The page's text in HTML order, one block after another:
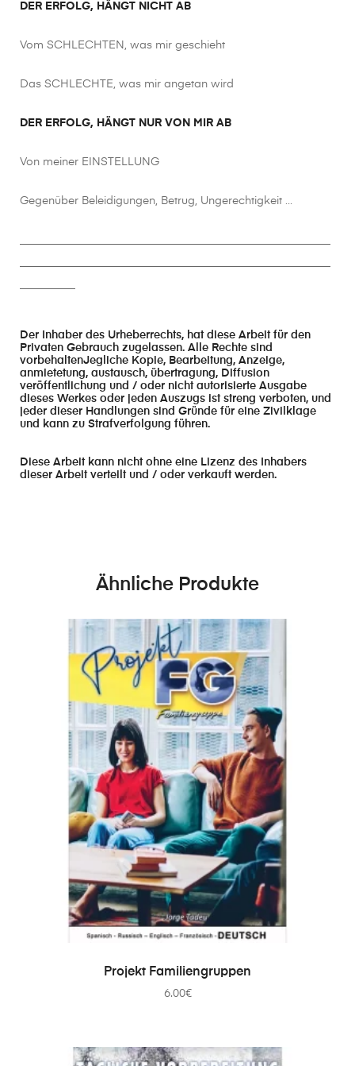
DER ERFOLG, HÄNGT NICHT AB
Vom SCHLECHTEN, was mir geschieht
Das SCHLECHTE, was mir angetan wird
DER ERFOLG, HÄNGT NUR VON MIR AB
Von meiner EINSTELLUNG
Gegenüber Beleidigungen, Betrug, Ungerechtigkeit …
Der Inhaber des Urheberrechts, hat diese Arbeit für den
Privaten Gebrauch zugelassen. Alle Rechte sind
vorbehaltenJegliche Kopie, Bearbeitung, Anzeige,
anmietetung, austausch, übertragung, Diffusion
veröffentlichung und / oder nicht autorisierte Ausgabe
dieses Werkes oder jeden Auszugs ist streng verboten, und
jeder dieser Handlungen sind Gründe für eine Zivilklage
und kann zu Strafverfolgung führen.
Diese Arbeit kann nicht ohne eine Lizenz des Inhabers
dieser Arbeit verteilt und / oder verkauft werden.
Ähnliche Produkte
IN DEN WARENKORB
Projekt Familiengruppen
6.00€